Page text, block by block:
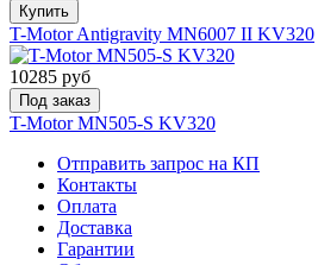
Купить
T-Motor Antigravity MN6007 II KV320
10285 руб
Под заказ
T-Motor MN505-S KV320
Отправить запрос на КП
Контакты
Оплата
Доставка
Гарантии